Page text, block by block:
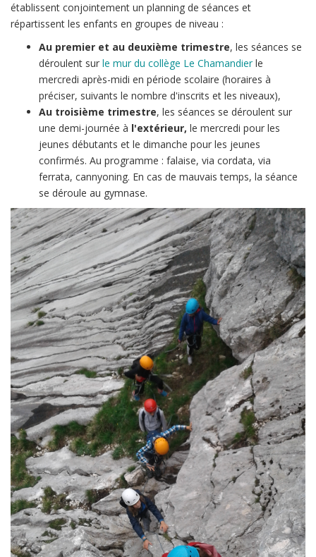
établissent conjointement un planning de séances et
répartissent les enfants en groupes de niveau :
Au premier et au deuxième trimestre, les séances se
déroulent sur le mur du collège Le Chamandierle
mercredi après-midi en période scolaire (horaires à
préciser, suivants le nombre d'inscrits et les niveaux),
Au troisième trimestre, les séances se déroulent sur
une demi-journée à l'extérieur, le mercredi pour les
jeunes débutants et le dimanche pour les jeunes
confirmés. Au programme : falaise, via cordata, via
ferrata, cannyoning. En cas de mauvais temps, la séance
se déroule au gymnase.